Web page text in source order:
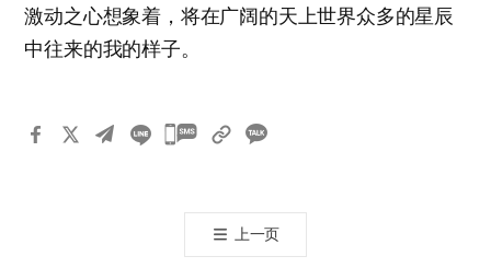
激动之心想象着，将在广阔的天上世界众多的星辰
中往来的我的样子。
카
톡
공
上一页